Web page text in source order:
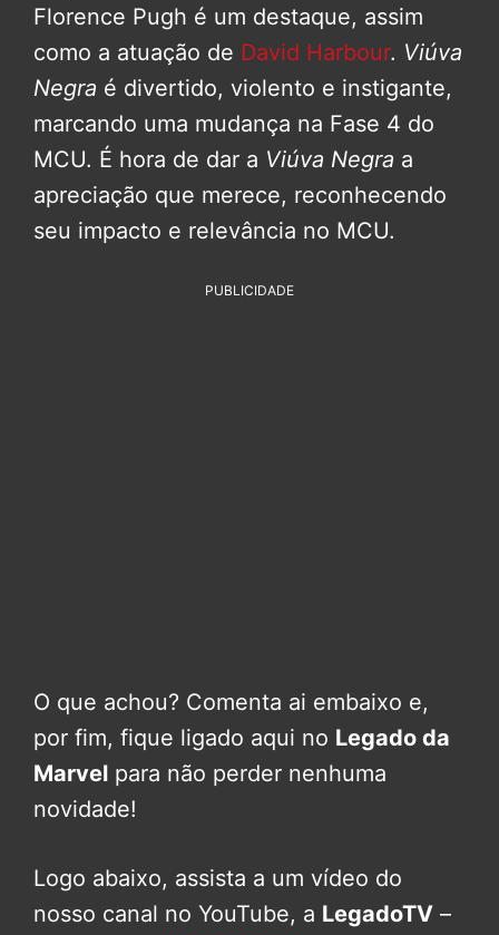
Florence Pugh é um destaque, assim
como a atuação de David Harbour. Viúva
Negra é divertido, violento e instigante,
marcando uma mudança na Fase 4 do
MCU. É hora de dar a Viúva Negra a
apreciação que merece, reconhecendo
seu impacto e relevância no MCU.
PUBLICIDADE
O que achou? Comenta ai embaixo e,
por fim, fique ligado aqui no Legado da
Marvel para não perder nenhuma
novidade!
Logo abaixo, assista a um vídeo do
nosso canal no YouTube, a LegadoTV –